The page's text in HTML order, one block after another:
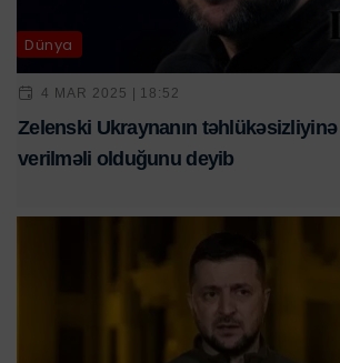
Dünya
4 MAR 2025 | 18:52
Zelenski Ukraynanın
verilməli olduğunu deyib